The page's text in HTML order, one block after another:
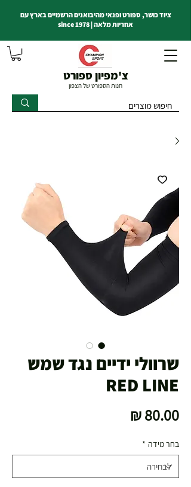
צ'מפיון ספורט
חנות הספורט של הצפון
ציוד כושר, ספורט ופנאי מהיבואנים הרשמיים בארץ עם
אחריות מלאה | since 1978
שרוולי ידיים נגד שמש
RED LINE
בחר מידה *